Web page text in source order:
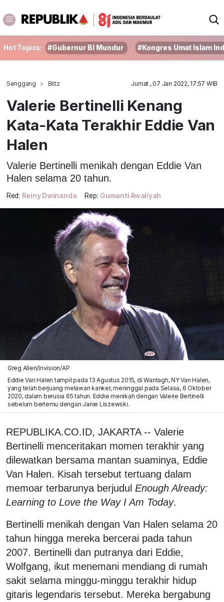
Hot Topics: #Gubernur BI Mundur #Kongres Umat Islam
Senggang Blitz Jumat , 07 Jan 2022, 17:57 WIB
Valerie Bertinelli Kenang
Kata-Kata Terakhir Eddie Van
Halen
Valerie Bertinelli menikah dengan Eddie Van
Halen selama 20 tahun.
Red: Reiny Dwinanda Rep: Gumanti Awaliyah
Greg Allen/Invision/AP
Eddie Van Halen tampil pada 13 Agustus 2015, di Wantagh, NY Van Halen,
yang telah berjuang melawan kanker, meninggal pada Selasa, 6 Oktober
2020, dalam berusia 65 tahun. Eddie menikah dengan Valerie Bertinelli
sebelum bertemu dengan Janie Liszewski.
REPUBLIKA.CO.ID, JAKARTA -- Valerie
Bertinelli menceritakan momen terakhir yang
dilewatkan bersama mantan suaminya, Eddie
Van Halen. Kisah tersebut tertuang dalam
memoar terbarunya berjudul Enough Already:
Learning to Love the Way I Am Today.
Bertinelli menikah dengan Van Halen selama 20
tahun hingga mereka bercerai pada tahun
2007. Bertinelli dan putranya dari Eddie,
Wolfgang, ikut menemani mendiang di rumah
sakit selama minggu-minggu terakhir hidup
gitaris legendaris tersebut. Mereka bergabung